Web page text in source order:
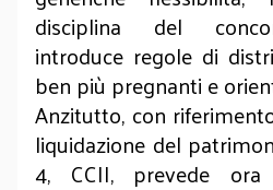
disciplina del
introduce regole di
ben più pregnanti e
Anzitutto, con
liquidazione del
4, CCII, prevede ora